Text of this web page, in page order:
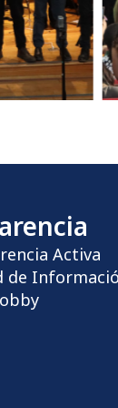
Activa
de